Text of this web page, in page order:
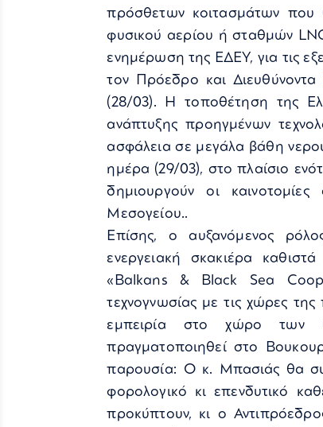
πρόσθετων κοιτασμάτων που
φυσικού αερίου ή σταθμών
ενημέρωση της ΕΔΕΥ, για τις
τον Πρόεδρο και
(28/03). Η τοποθέτηση της
ανάπτυξης προηγμένων
ασφάλεια σε μεγάλα βάθη
ημέρα (29/03), στο πλαίσιο
δημιουργούν οι
Μεσογείου..
Επίσης, ο αυξανόμενος
ενεργειακή σκακιέρα
«Balkans & Black Sea
τεχνογνωσίας με τις χώρες
εμπειρία στο χώρο των
πραγματοποιηθεί στο
παρουσία: Ο κ. Μπασιάς θα
φορολογικό κι επενδυτικό
προκύπτουν, κι ο